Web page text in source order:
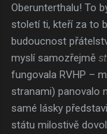
Oberunterthalu! To
století ti, kteří za to
budoucnost
myslí samozřejmě
fungovala RVHP –
stranami) panovalo
samé lásky
státu milostivě